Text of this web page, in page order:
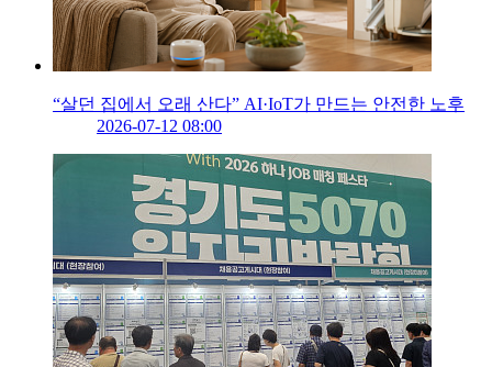
“살던 집에서 오래 산다” AI·IoT가 만드는 안전한 노후
2026-07-12 08:00